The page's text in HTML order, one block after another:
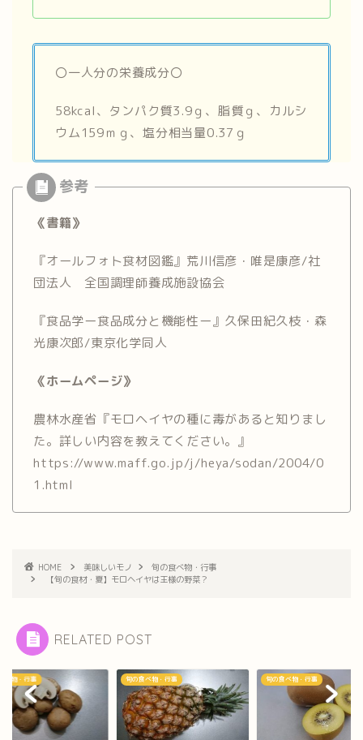
〇一人分の栄養成分〇
58kcal、タンパク質3.9ｇ、脂質ｇ、カルシ
ウム159ｍｇ、塩分相当量0.37ｇ
《書籍》
『オールフォト食材図鑑』荒川信彦・唯是康彦/社
団法人 全国調理師養成施設協会
『食品学ー食品成分と機能性ー』久保田紀久枝・森
光康次郎/東京化学同人
《ホームページ》
農林水産省『モロヘイヤの種に毒があると知りまし
た。詳しい内容を教えてください。』
https://www.maff.go.jp/j/heya/sodan/2004/0
1.html
HOME 美味しいモノ
旬の食べ物・行事
【旬の食材・夏】モロヘイヤは王様の野菜？
RELATED POST
べ物・行事 旬の食べ物・行事 旬の食べ物・行事